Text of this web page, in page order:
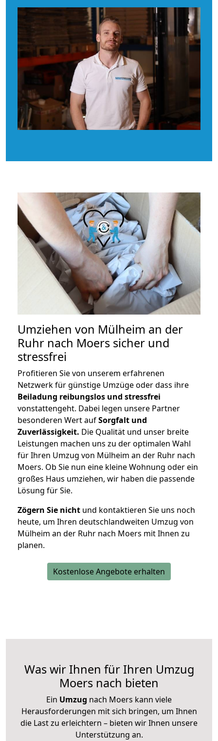
Umziehen von Mülheim an der
Ruhr nach Moers sicher und
stressfrei
Profitieren Sie von unserem erfahrenen
Netzwerk für günstige Umzüge oder dass ihre
Beiladung reibungslos und stressfrei
vonstattengeht. Dabei legen unsere Partner
besonderen Wert aufSorgfalt und
Zuverlässigkeit. Die Qualität und unser breite
Leistungen machen uns zu der optimalen Wahl
für Ihren Umzug von Mülheim an der Ruhr nach
Moers. Ob Sie nun eine kleine Wohnung oder ein
großes Haus umziehen, wir haben die passende
Lösung für Sie.
Zögern Sie nicht und kontaktieren Sie uns noch
heute, um Ihren deutschlandweiten Umzug von
Mülheim an der Ruhr nach Moers mit Ihnen zu
planen.
Kostenlose Angebote erhalten
Was wir Ihnen für Ihren Umzug
Moers nach bieten
Ein Umzug nach Moers kann viele
Herausforderungen mit sich bringen, um Ihnen
die Last zu erleichtern – bieten wir Ihnen unsere
Unterstützung an.